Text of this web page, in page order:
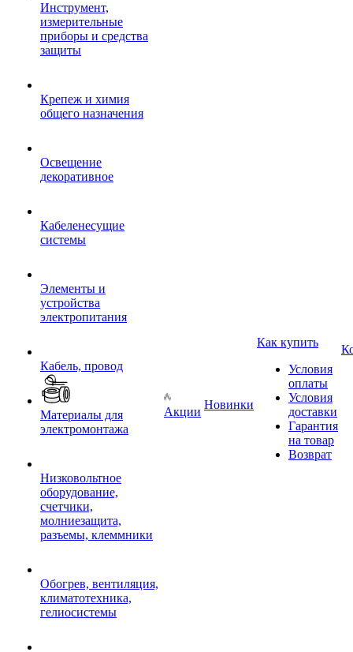
Инструмент,
измерительные
приборы и средства
защиты
Крепеж и химия
общего назначения
Освещение
декоративное
Кабеленесущие
системы
Элементы и
устройства
электропитания
Кабель, провод
Материалы для
электромонтажа
Низковольтное
оборудование,
счетчики,
молниезащита,
разъемы, клеммники
Обогрев, вентиляция,
климатотехника,
гелиосистемы
Акции
Новинки
Как купить
Условия
оплаты
Условия
доставки
Гарантия
на товар
Возврат